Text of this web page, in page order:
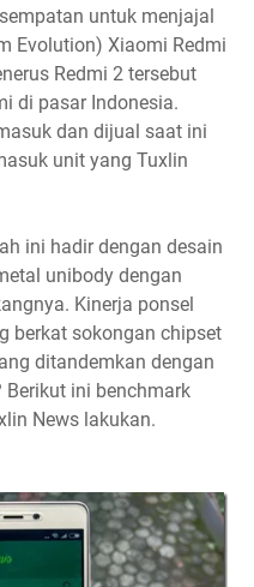
untuk menjajal
Evolution) Xiaomi Redmi
Redmi 2 tersebut
di pasar Indonesia.
dan dijual saat ini
unit yang Tuxlin
ini hadir dengan desain
unibody dengan
Kinerja ponsel
berkat sokongan chipset
ditandemkan dengan
Berikut ini benchmark
News lakukan.